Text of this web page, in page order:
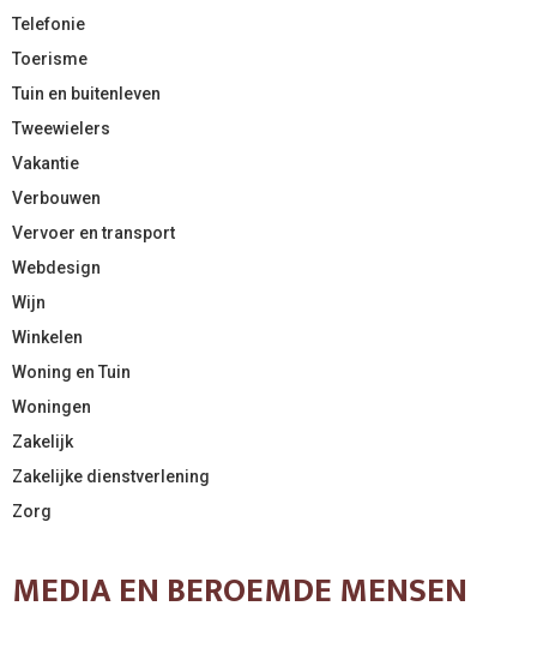
Telefonie
Toerisme
Tuin en buitenleven
Tweewielers
Vakantie
Verbouwen
Vervoer en transport
Webdesign
Wijn
Winkelen
Woning en Tuin
Woningen
Zakelijk
Zakelijke dienstverlening
Zorg
MEDIA EN BEROEMDE MENSEN